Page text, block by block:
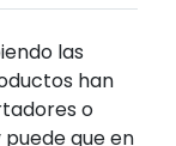
las
han
o
que en